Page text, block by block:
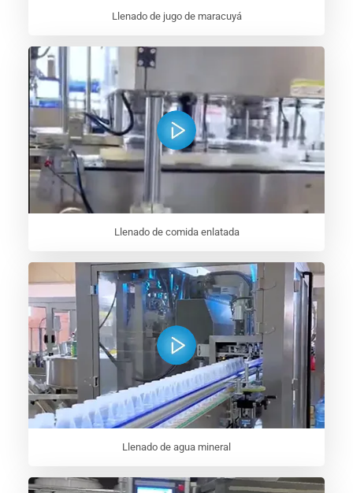
Llenado de jugo de maracuyá
Llenado de comida enlatada
Llenado de agua mineral